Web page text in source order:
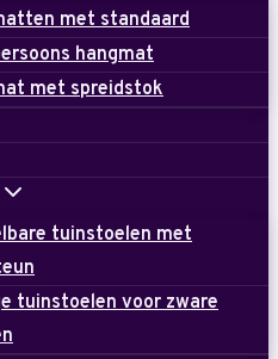
met standaard
hangmat
met spreidstok
tuinstoelen met
tuinstoelen voor zware